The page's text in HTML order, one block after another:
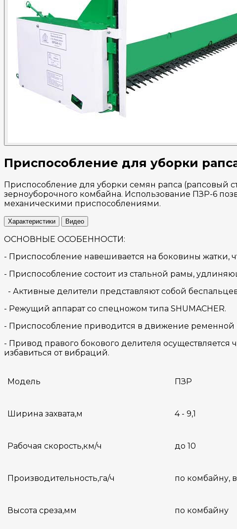
Приспособление для уборки
Приспособление для уборки семян рапса (рапсовый
зерноуборочного комбайна. Использование ПЗР-6
механическими приспособлениями.
Характеристики Видео
ОСНОВНЫЕ ОСОБЕННОСТИ:
- Приспособление навешивается на боковины жатки,
- Приспособление состоит из стальной рамы,
- Активные делители представляют собой
- Режущий аппарат со спецножом типа SHUMACHER.
- Приспособление приводится в движение ременной
- Привод правого бокового делителя
избавиться от вибраций.
Модель ПЗР
Ширина захвата,м 4 - 9,1
Рабочая скорость,км/ч до 10
Производительность,га/ч по комбайну,
Высота среза,мм по комбайну